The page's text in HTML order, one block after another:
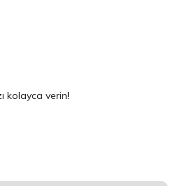
kolayca verin!